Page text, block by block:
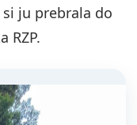
ju prebrala do
RZP.